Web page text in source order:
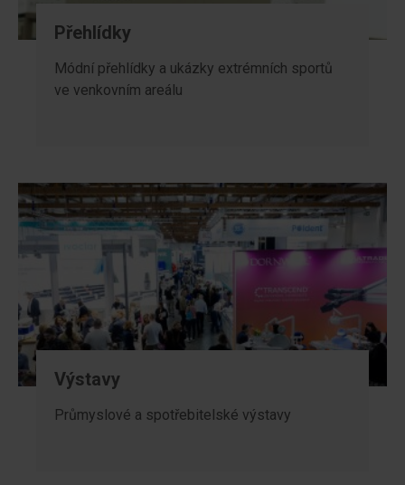
Přehlídky
Módní přehlídky a ukázky extrémních sportů
ve venkovním areálu
Výstavy
Průmyslové a spotřebitelské výstavy